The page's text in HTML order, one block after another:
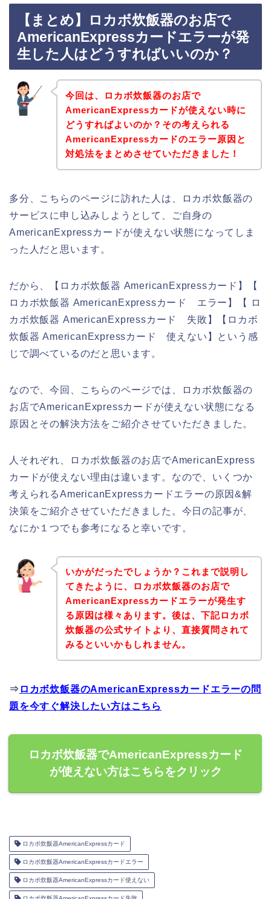
【まとめ】ロカボ炊飯器のお店で
AmericanExpressカードエラーが発
生した人はどうすればいいのか？
今回は、ロカボ炊飯器のお店で
AmericanExpressカードが使えない時に
どうすればよいのか？その考えられる
AmericanExpressカードのエラー原因と
対処法をまとめさせていただきました！
多分、こちらのページに訪れた人は、ロカボ炊飯器の
サービスに申し込みしようとして、ご自身の
AmericanExpressカードが使えない状態になってしま
った人だと思います。
だから、【ロカボ炊飯器 AmericanExpressカード】【
ロカボ炊飯器 AmericanExpressカード エラー】【 ロ
カボ炊飯器 AmericanExpressカード 失敗】【ロカボ
炊飯器 AmericanExpressカード 使えない】という感
じで調べているのだと思います。
なので、今回、こちらのページでは、ロカボ炊飯器の
お店でAmericanExpressカードが使えない状態になる
原因とその解決方法をご紹介させていただきました。
人それぞれ、ロカボ炊飯器のお店でAmericanExpress
カードが使えない理由は違います。なので、いくつか
考えられるAmericanExpressカードエラーの原因&解
決策をご紹介させていただきました。今日の記事が、
なにか１つでも参考になると幸いです。
いかがだったでしょうか？これまで説明し
てきたように、ロカボ炊飯器のお店で
AmericanExpressカードエラーが発生す
る原因は様々あります。後は、下記ロカボ
炊飯器の公式サイトより、直接質問されて
みるといいかもしれません。
⇒ ロカボ炊飯器のAmericanExpressカードエラーの問
題を今すぐ解決したい方はこちら
ロカボ炊飯器でAmericanExpressカード
が使えない方はこちらをクリック
ロカボ炊飯器AmericanExpressカード
ロカボ炊飯器AmericanExpressカードエラー
ロカボ炊飯器AmericanExpressカード使えない